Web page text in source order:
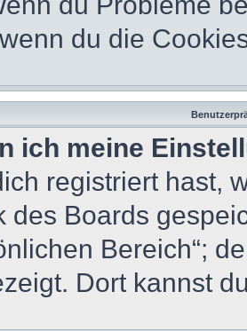
du die
ich meine
registriert hast,
des Boards
Bereich“;
Dort kannst